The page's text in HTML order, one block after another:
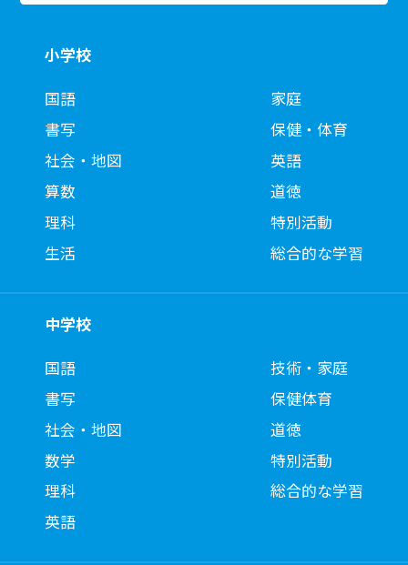
小学校
国語
書写
社会・地図
算数
理科
生活
家庭
保健・体育
英語
道徳
特別活動
総合的な学習
中学校
国語
書写
社会・地図
数学
理科
英語
技術・家庭
保健体育
道徳
特別活動
総合的な学習